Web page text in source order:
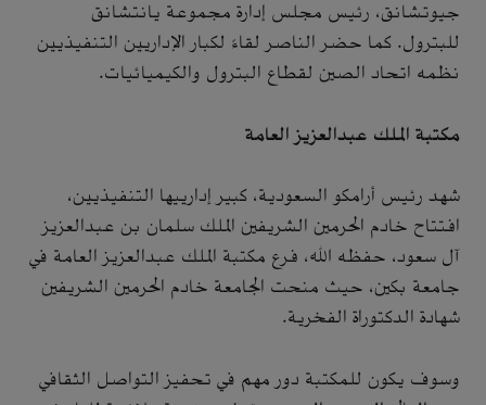
جيوتشانق، رئيس مجلس إدارة مجموعة يانتشانق
للبترول. كما حضر الناصر لقاءً لكبار الإداريين التنفيذيين
نظمه اتحاد الصين لقطاع البترول والكيميائيات.
مكتبة الملك عبدالعزيز العامة
شهد رئيس أرامكو السعودية، كبير إدارييها التنفيذيين،
افتتاح خادم الحرمين الشريفين الملك سلمان بن عبدالعزيز
آل سعود، حفظه الله، فرع مكتبة الملك عبدالعزيز العامة في
جامعة بكين، حيث منحت الجامعة خادم الحرمين الشريفين
شهادة الدكتوراة الفخرية.
وسوف يكون للمكتبة دور مهم في تحفيز التواصل الثقافي